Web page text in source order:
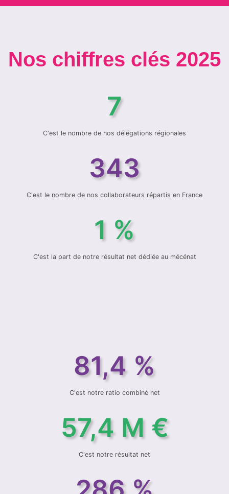
Nos chiffres clés 2025
7
C'est le nombre de nos délégations régionales
343
C'est le nombre de nos collaborateurs répartis en France
1 %
C'est la part de notre résultat net dédiée au mécénat
81,4 %
C'est notre ratio combiné net
57,4 M €
C'est notre résultat net